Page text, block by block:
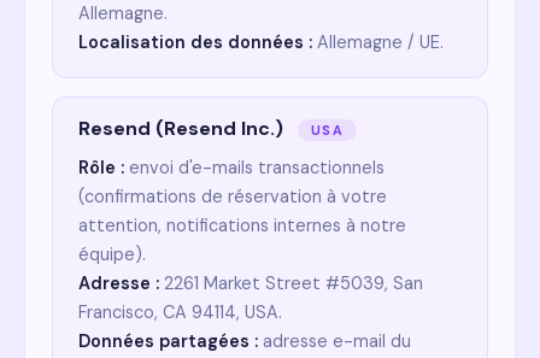
Allemagne.
Localisation des données : Allemagne / UE.
Resend (Resend Inc.) USA
Rôle : envoi d'e-mails transactionnels
(confirmations de réservation à votre
attention, notifications internes à notre
équipe).
Adresse : 2261 Market Street #5039, San
Francisco, CA 94114, USA.
Données partagées : adresse e-mail du